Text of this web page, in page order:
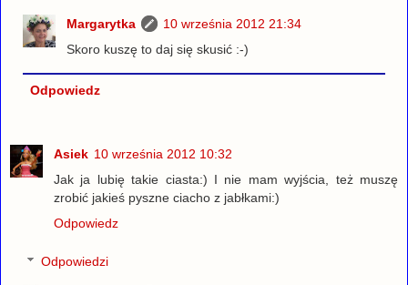
Margarytka
10 września 2012 21:34
Skoro kuszę to daj się skusić :-)
Odpowiedz
Asiek 10 września 2012 10:32
Jak ja lubię takie ciasta:) I nie mam wyjścia, też muszę
zrobić jakieś pyszne ciacho z jabłkami:)
Odpowiedz
Odpowiedzi